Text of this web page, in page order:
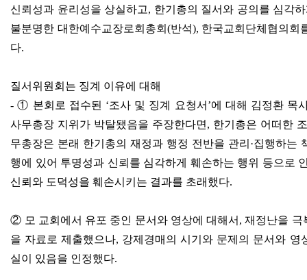
신뢰성과 윤리성을 상실하고, 한기총의 질서와 공의를 심각
불분명한 대한예수교장로회총회 (반석), 한국교회단체협의회
다.
질서위원회는 징계 이유에 대해
-① 본회로 접수된 ‘조사 및 징계 요청서 ’에 대해 김정환 목
사무총장 지위가 박탈됐음을 주장한다면 , 한기총은 어떠한
무총장은 본래 한기총의 재정과 행정 전반을 관리 ·집행하는
행에 있어 투명성과 신뢰를 심각하게 훼손하는 행위 등으로
신뢰와 도덕성을 훼손시키는 결과를 초래했다.
② 모 교회에서 유포 중인 문서와 영상에 대해서 ,재정난을 극
을 자료로 제출했으나, 강제경매의 시기와 문제의 문서와 영
실이 있음을 인정했다.